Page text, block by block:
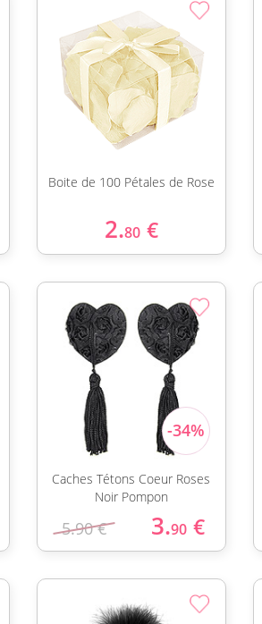
Boite de 100 Pétales de Rose
2.80 €
Caches Tétons Coeur Roses
Noir Pompon
5.90 € 3.90 €